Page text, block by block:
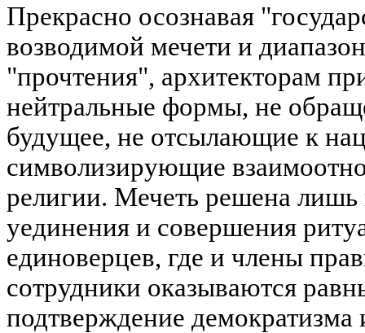
Прекрасно осознавая
возводимой мечети и
"прочтения", архитекторам
нейтральные формы, не
будущее, не отсылающие к
символизирующие
религии. Мечеть решена лишь
уединения и совершения
единоверцев, где и члены
сотрудники оказываются
подтверждение демократизма